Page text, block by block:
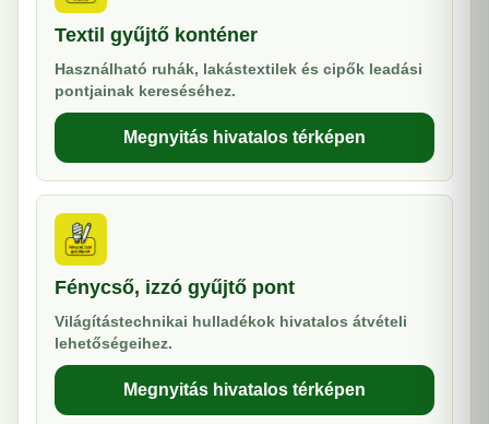
Textil gyűjtő konténer
Használható ruhák, lakástextilek és cipők leadási
pontjainak kereséséhez.
Megnyitás hivatalos térképen
Fénycső, izzó gyűjtő pont
Világítástechnikai hulladékok hivatalos átvételi
lehetőségeihez.
Megnyitás hivatalos térképen